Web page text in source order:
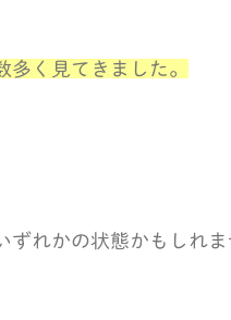
く見てきました。
れかの状態かもしれ